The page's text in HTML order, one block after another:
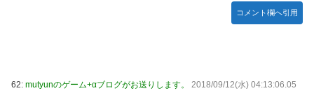
コメント欄へ引用
62: mutyunのゲーム+αブログがお送りします。
2018/09/12(水) 04:13:06.05